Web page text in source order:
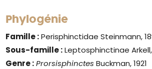
Phylogénie
Famille :Perisphinctidae Steinmann,
Sous-famille :Leptosphinctinae Arkell,
Genre : Prorsisphinctes Buckman, 1921